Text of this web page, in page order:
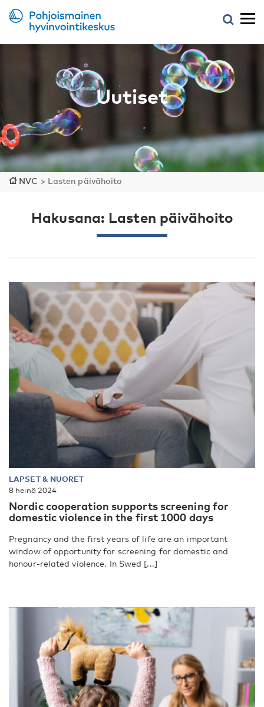
Uutiset
NVC > Lasten päivähoito
Hakusana: Lasten päivähoito
LAPSET & NUORET
8 heinä 2024
Nordic cooperation supports screening for
domestic violence in the first 1000 days
Pregnancy and the first years of life are an important
window of opportunity for screening for domestic and
honour-related violence. In Swed [...]